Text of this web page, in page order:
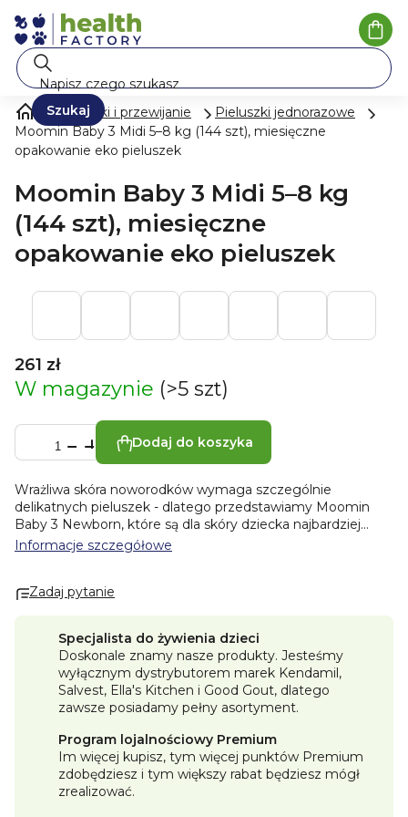
Przejść do treści
Szukaj
Pieluszki i przewijanie
Pieluszki jednorazowe
Moomin Baby 3 Midi 5–8 kg (144 szt), miesięczne
opakowanie eko pieluszek
Moomin Baby 3 Midi 5–8 kg
(144 szt), miesięczne
opakowanie eko pieluszek
261 zł
W magazynie (>5 szt)
Dodaj do koszyka
Wrażliwa skóra noworodków wymaga szczególnie
delikatnych pieluszek - dlatego przedstawiamy Moomin
Baby 3 Newborn, które są dla skóry dziecka najbardziej
delikatne, bezpieczne, wyjątkowo niezawodne i posiadające
Wykonane są z celulozy pochodzącej z fińskich lasów i
odpowiednie nawet dla najbardziej wrażliwej skóry.
bez chloru
✓ superabsorbcyjny wkład
✓ wskaźnik wilgoci
✓ 100% ochrona przed przeciekaniem
✓ wyprodukowano z lokalnych surowców z Finlandii
✓ certyfikat Dermatest®
Delikatne dla skóry
Pieluszki nie zawierają żadnych dodatków chemicznych,
takich jak chlor, perfumy czy glifosaty, które mogłyby
Informacje szczegółowe
Zadaj pytanie
Specjalista do żywienia dzieci
Doskonale znamy nasze produkty. Jesteśmy
wyłącznym dystrybutorem marek Kendamil,
Salvest, Ella's Kitchen i Good Gout, dlatego
zawsze posiadamy pełny asortyment.
Program lojalnościowy Premium
Im więcej kupisz, tym więcej punktów Premium
zdobędziesz i tym większy rabat będziesz mógł
zrealizować.